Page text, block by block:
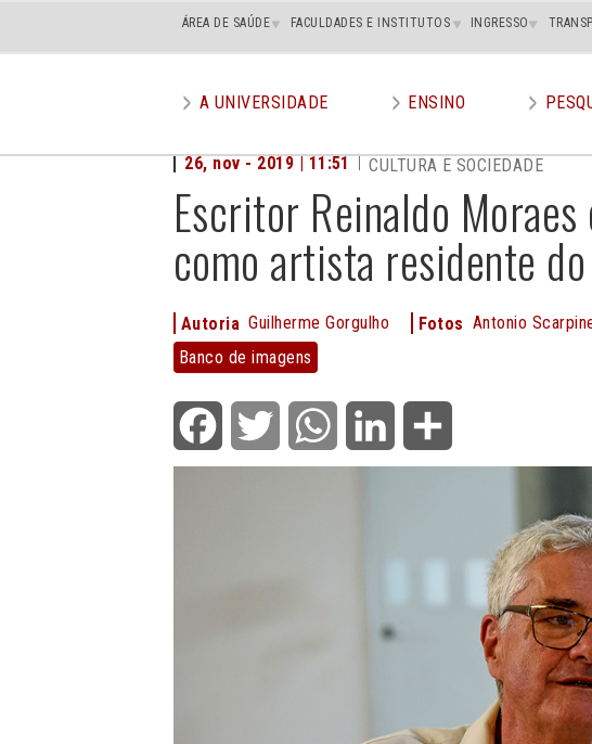
Main
superior
ÁREA DE SAÚDE FACULDADES E INSTITUTOS INGRESSO
menu
A UNIVERSIDADE ENSINO
Escritor Reinaldo
como artista residente
26, nov - 2019 | 11:51 CULTURA E SOCIEDADE
Autoria Guilherme Gorgulho Fotos Antonio
Banco
de
imagens
Banco de imagens
Facebook Twitter WhatsApp LinkedIn